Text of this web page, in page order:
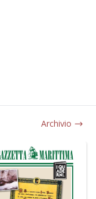
Archivio